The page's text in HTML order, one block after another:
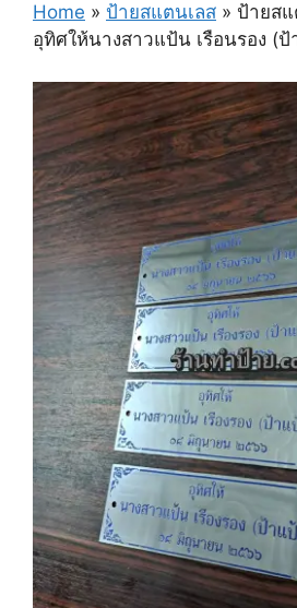
Home » ป้ายสแตนเลส » ป้ายสแ
อุทิศให้นางสาวแป้น เรือนรอง (